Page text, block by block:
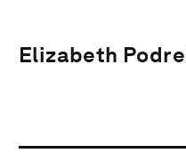
Elizabeth